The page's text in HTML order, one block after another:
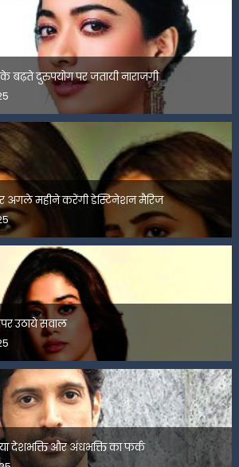
बढ़ते दुरुपयोग पर जतायी नाराजगी
अगले महीने करेंगी डेस्टिनेशन मैरिज
उठाये सवाल
देशभक्ति और अंधभक्ति का फर्क